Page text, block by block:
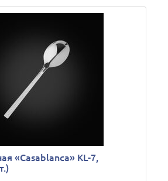
«Casablanca» KL-7,